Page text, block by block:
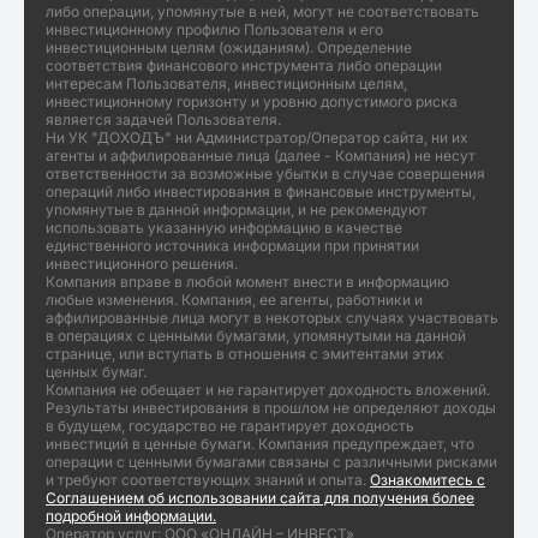
либо операции, упомянутые в ней, могут не соответствовать
инвестиционному профилю Пользователя и его
инвестиционным целям (ожиданиям). Определение
соответствия финансового инструмента либо операции
интересам Пользователя, инвестиционным целям,
инвестиционному горизонту и уровню допустимого риска
является задачей Пользователя.
Ни УК "ДОХОДЪ" ни Администратор/Оператор сайта, ни их
агенты и аффилированные лица (далее - Компания) не несут
ответственности за возможные убытки в случае совершения
операций либо инвестирования в финансовые инструменты,
упомянутые в данной информации, и не рекомендуют
использовать указанную информацию в качестве
единственного источника информации при принятии
инвестиционного решения.
Компания вправе в любой момент внести в информацию
любые изменения. Компания, ее агенты, работники и
аффилированные лица могут в некоторых случаях участвовать
в операциях с ценными бумагами, упомянутыми на данной
странице, или вступать в отношения с эмитентами этих
ценных бумаг.
Компания не обещает и не гарантирует доходность вложений.
Результаты инвестирования в прошлом не определяют доходы
в будущем, государство не гарантирует доходность
инвестиций в ценные бумаги. Компания предупреждает, что
операции с ценными бумагами связаны с различными рисками
и требуют соответствующих знаний и опыта. Ознакомитесь с
Соглашением об использовании сайта для получения более
подробной информации.
Оператор услуг: ООО «ОНЛАЙН – ИНВЕСТ»